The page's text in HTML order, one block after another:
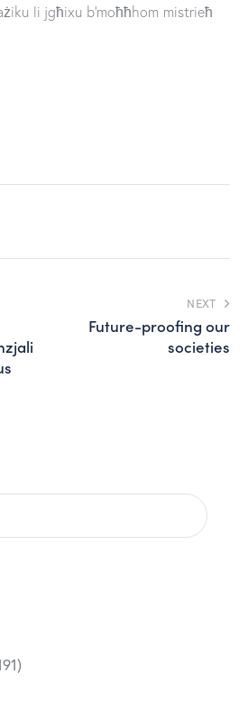
li jgħixu b’moħħhom mistrieħ
NEXT
Future-proofing our
societies